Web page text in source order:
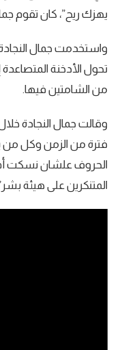
يهزك ريح”، كان تقوم
واستخدمت جمال
تحول الأدخنة
من الشامتين فيها.
وقالت جمال النجادة
فترة من الزمن وكل من
الحروف علشان نسكت
المتنكرين على هيئة